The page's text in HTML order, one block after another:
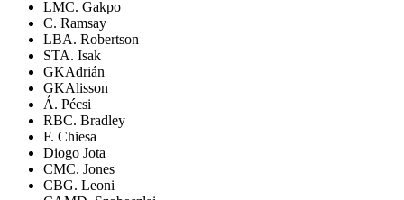
LMC. Gakpo
C. Ramsay
LBA. Robertson
STA. Isak
GKAdrián
GKAlisson
Á. Pécsi
RBC. Bradley
F. Chiesa
Diogo Jota
CMC. Jones
CBG. Leoni